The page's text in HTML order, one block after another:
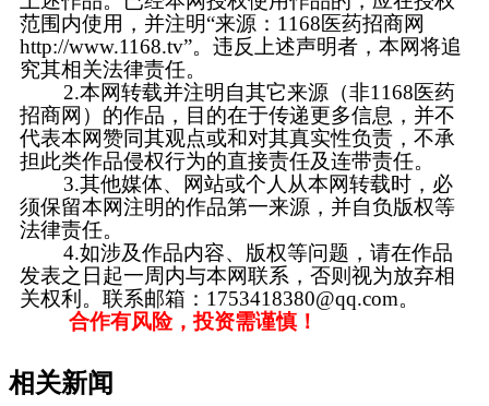
范围内使用，并注明“来源：1168医药招商网
http://www.1168.tv”。违反上述声明者，本网将追
究其相关法律责任。
2.本网转载并注明自其它来源（非1168医药
招商网）的作品，目的在于传递更多信息，并不
代表本网赞同其观点或和对其真实性负责，不承
担此类作品侵权行为的直接责任及连带责任。
3.其他媒体、网站或个人从本网转载时，必
须保留本网注明的作品第一来源，并自负版权等
法律责任。
4.如涉及作品内容、版权等问题，请在作品
发表之日起一周内与本网联系，否则视为放弃相
关权利。联系邮箱：1753418380@qq.com。
合作有风险，投资需谨慎！
相关新闻